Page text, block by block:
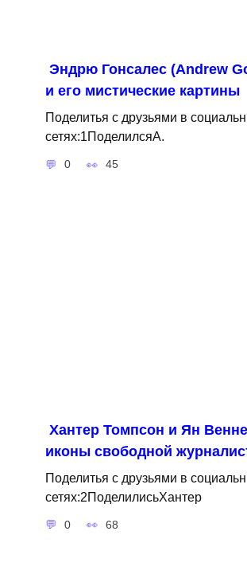
Эндрю Гонсалес (Andrew
и его мистические картины
Поделитья с друзьями в
сетях:1ПоделилсяA.
0 45
Хантер Томпсон и Ян
иконы свободной
Поделитья с друзьями в
сетях:2ПоделилисьХантер
0 68